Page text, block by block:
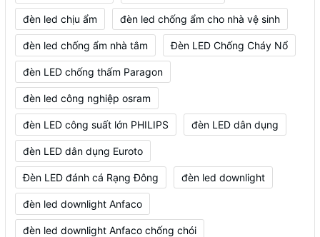
đèn led chịu ẩm đèn led chống ẩm cho nhà vệ sinh
đèn led chống ẩm nhà tắm Đèn LED Chống Cháy Nổ
đèn LED chống thấm Paragon
đèn led công nghiệp osram
đèn LED công suất lớn PHILIPS đèn LED dân dụng
đèn LED dân dụng Euroto
Đèn LED đánh cá Rạng Đông đèn led downlight
đèn led downlight Anfaco
đèn led downlight Anfaco chống chói